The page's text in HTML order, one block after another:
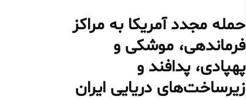
حمله مجدد آمریکا به مراکز
فرماندهی، موشکی و
پهپادی، پدافند و
زیرساخت‌های دریایی ایران